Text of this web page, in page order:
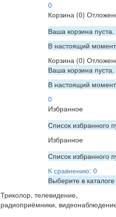
0
Корзина(0)
Ваша корзина
В настоящий
Корзина(0)
Ваша корзина
В настоящий
0
Избранное
Список избранного
Избранное
Список избранного
К сравнению: 0
Выберите в
Триколор, телевидение,
радиоприёмники,